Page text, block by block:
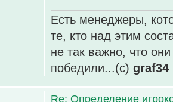
Есть менеджеры,
те, кто над этим
не так важно, что
победили...(с) graf34
Re: Определение